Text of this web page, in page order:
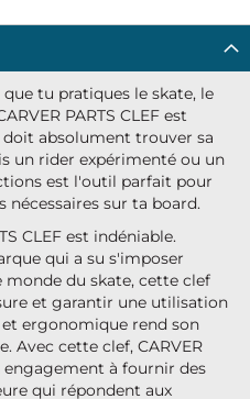
tu pratiques le skate, le
PARTS CLEF est
doit absolument trouver sa
un rider expérimenté ou un
est l'outil parfait pour
sur ta board.
CLEF est indéniable.
qui a su s'imposer
du skate, cette clef
et garantir une utilisation
ergonomique rend son
Avec cette clef, CARVER
à fournir des
qui répondent aux